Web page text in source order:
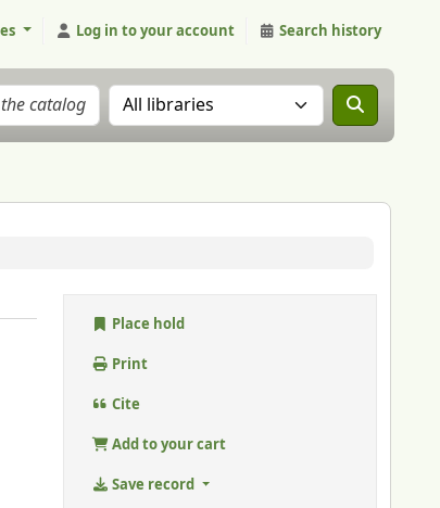
Log in to your account Search history
Search the catalog in:
Place hold
Print
Cite
Add to your cart
Save record